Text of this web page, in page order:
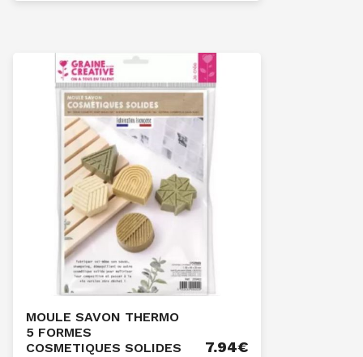
MOULE SAVON THERMO
5 FORMES
COSMETIQUES SOLIDES
7.94€